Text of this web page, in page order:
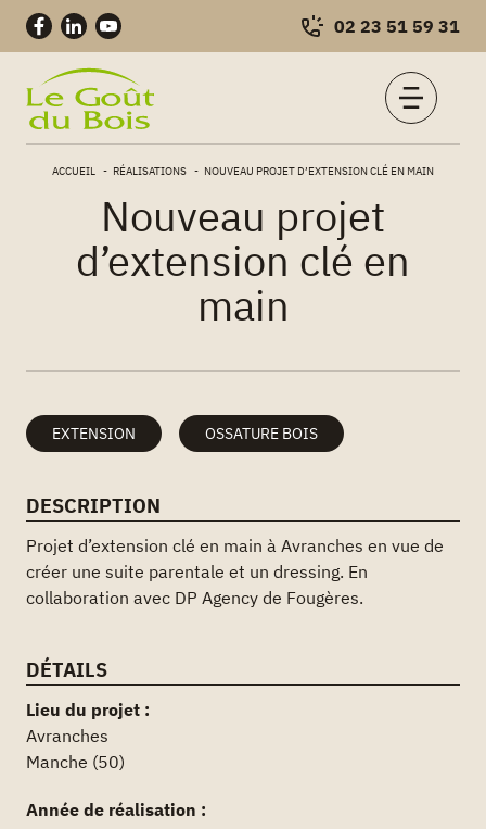
02 23 51 59 31
Charpentes
ACCUEIL RÉALISATIONS NOUVEAU PROJET D’EXTENSION CLÉ EN MAIN
Nouveau projet
d’extension clé en
main
EXTENSION OSSATURE BOIS
DESCRIPTION
Projet d’extension clé en main à Avranches en vue de
créer une suite parentale et un dressing. En
collaboration avec DP Agency de Fougères.
DÉTAILS
Lieu du projet :
Avranches
Manche (50)
Année de réalisation :